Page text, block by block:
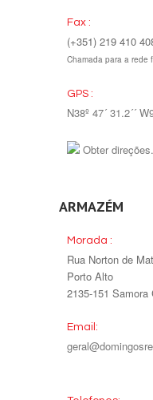
Fax :
(+351) 219 410
Chamada para a rede
GPS :
N38º 47´ 31.2´´
Obter direções.
ARMAZÉM
Morada :
Rua Norton de
Porto Alto
2135-151 Samora
Email: